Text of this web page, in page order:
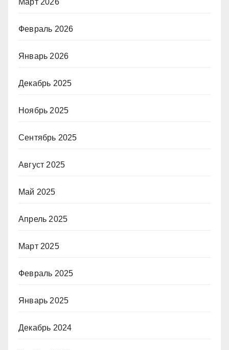
Март 2026
Февраль 2026
Январь 2026
Декабрь 2025
Ноябрь 2025
Сентябрь 2025
Август 2025
Май 2025
Апрель 2025
Март 2025
Февраль 2025
Январь 2025
Декабрь 2024